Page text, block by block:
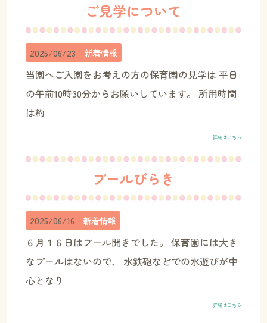
ご見学について
2025/06/23｜ 新着情報
当園へご入園をお考えの方の保育園の見学は 平日
の午前10時30分からお願いしています。 所用時間
は約
詳細はこちら
プールびらき
2025/06/16｜ 新着情報
６月１６日はプール開きでした。 保育園には大き
なプールはないので、 水鉄砲などでの水遊びが中
心となり
詳細はこちら